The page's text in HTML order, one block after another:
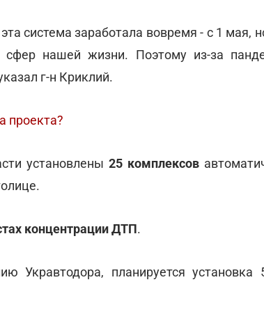
система заработала вовремя - с 1 мая,
нашей жизни. Поэтому из-за
г-н Криклий.
проекта?
установлены 25 комплексов
концентрации ДТП.
Укравтодора, планируется